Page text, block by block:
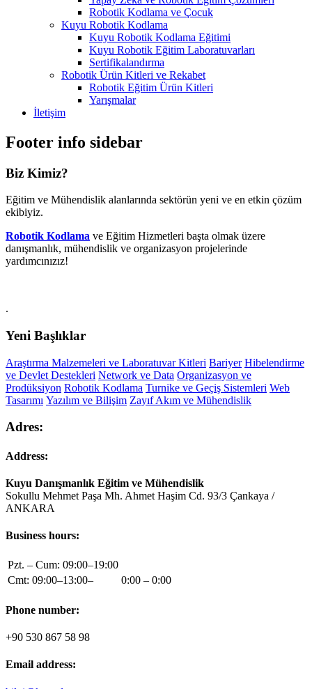
Robotik Kodlama ve Çocuk
Kuyu Robotik Kodlama
Kuyu Robotik Kodlama Eğitimi
Kuyu Robotik Eğitim Laboratuvarları
Sertifikalandırma
Robotik Ürün Kitleri ve Rekabet
Robotik Eğitim Ürün Kitleri
Yarışmalar
İletişim
Footer info sidebar
Biz Kimiz?
Eğitim ve Mühendislik alanlarında sektörün yeni ve en etkin çözüm
ekibiyiz.
Robotik Kodlama ve Eğitim Hizmetleri başta olmak üzere
danışmanlık, mühendislik ve organizasyon projelerinde
yardımcınızız!
.
Yeni Başlıklar
Araştırma Malzemeleri ve Laboratuvar Kitleri Bariyer Hibelendirme
ve Devlet Destekleri Network ve Data Organizasyon ve
Prodüksiyon Robotik Kodlama Turnike ve Geçiş Sistemleri Web
Tasarımı Yazılım ve Bilişim Zayıf Akım ve Mühendislik
Adres:
Address:
Kuyu Danışmanlık Eğitim ve Mühendislik
Sokullu Mehmet Paşa Mh. Ahmet Haşim Cd. 93/3 Çankaya /
ANKARA
Business hours:
Pzt. – Cum: 09:00–19:00
Cmt: 09:00–13:00–
0:00 – 0:00
Phone number:
+90 530 867 58 98
Email address: